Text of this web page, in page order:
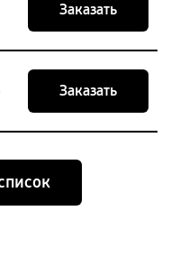
Заказать
Заказать